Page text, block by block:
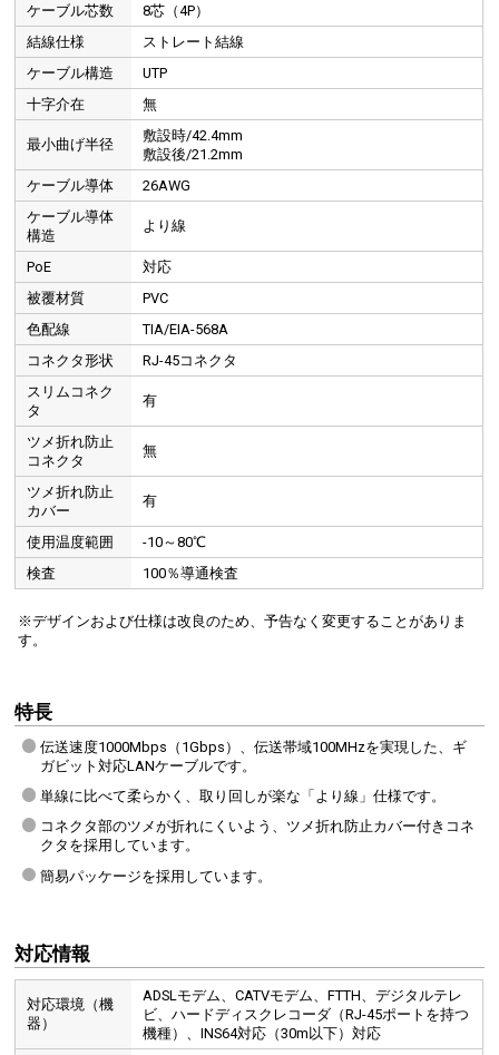
ケーブル芯数
8芯（4P）
結線仕様
ストレート結線
ケーブル構造
UTP
十字介在
無
最小曲げ半径
敷設時/42.4mm
敷設後/21.2mm
ケーブル導体
26AWG
ケーブル導体
構造
より線
PoE
対応
被覆材質
PVC
色配線
TIA/EIA-568A
コネクタ形状
RJ-45コネクタ
スリムコネク
タ
有
ツメ折れ防止
コネクタ
無
ツメ折れ防止
カバー
有
使用温度範囲
-10～80℃
検査
100％導通検査
※デザインおよび仕様は改良のため、予告なく変更することがありま
す。
特長
伝送速度1000Mbps（1Gbps）、伝送帯域100MHzを実現した、ギ
ガビット対応LANケーブルです。
単線に比べて柔らかく、取り回しが楽な「より線」仕様です。
コネクタ部のツメが折れにくいよう、ツメ折れ防止カバー付きコネ
クタを採用しています。
簡易パッケージを採用しています。
対応情報
対応環境（機
器）
ADSLモデム、CATVモデム、FTTH、デジタルテレ
ビ、ハードディスクレコーダ（RJ-45ポートを持つ
機種）、INS64対応（30m以下）対応